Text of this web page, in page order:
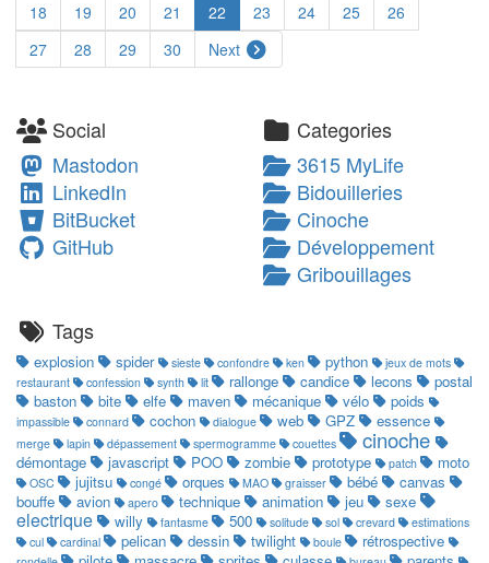
18
19 20 21 22 23 24 25
26
27
28 29 30 Next
Social
Mastodon
LinkedIn
BitBucket
GitHub
Categories
3615 MyLife
Bidouilleries
Cinoche
Développement
Gribouillages
Tags
explosion spider sieste confondre ken python
jeux de mots
restaurant
confession synth lit rallonge candice lecons
postal
baston
bite elfe maven mécanique vélo poids
impassible connard cochon dialogue web GPZ essence
merge lapin dépassement spermogramme couettes cinoche
démontage javascript POO zombie prototype patch moto
OSC jujitsu congé orques MAO graisser bébé
canvas
bouffe
avion apero technique animation jeu sexe
electrique willy fantasme 500 solitude sol crevard
estimations
cul
cardinal pelican dessin twilight boule rétrospective